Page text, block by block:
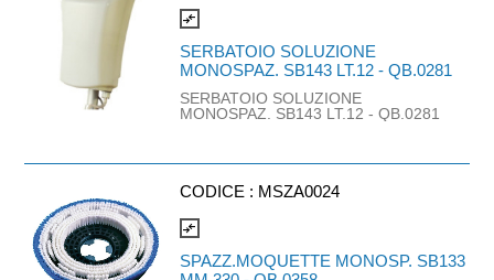
compare_arrows
SERBATOIO SOLUZIONE
MONOSPAZ. SB143 LT.12 - QB.0281
SERBATOIO SOLUZIONE
MONOSPAZ. SB143 LT.12 - QB.0281
CODICE : MSZA0024
compare_arrows
SPAZZ.MOQUETTE MONOSP. SB133